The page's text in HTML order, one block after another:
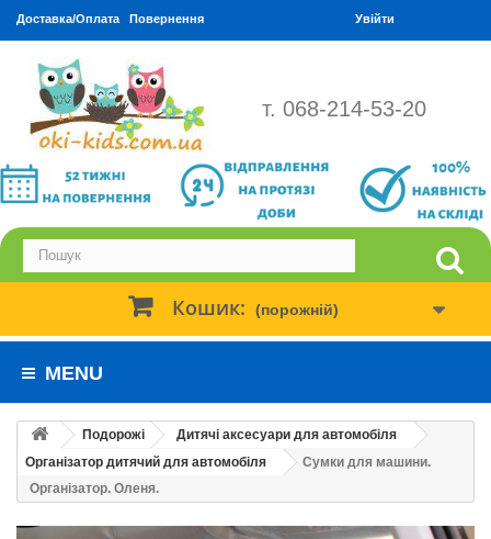
Доставка/Оплата Повернення Увійти
т. 068-214-53-20
Кошик: (порожній)
MENU
Подорожі
Дитячі аксесуари для автомобіля
Організатор дитячий для автомобіля
Сумки для машини.
Організатор. Оленя.